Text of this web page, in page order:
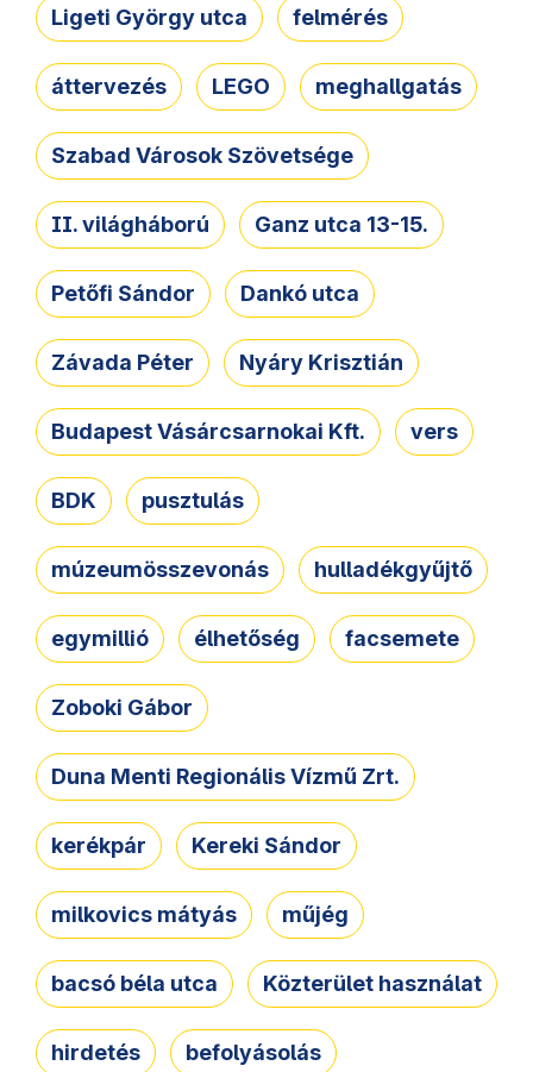
Ligeti György utca felmérés
áttervezés LEGO meghallgatás
Szabad Városok Szövetsége
II. világháború Ganz utca 13-15.
Petőfi Sándor Dankó utca
Závada Péter Nyáry Krisztián
Budapest Vásárcsarnokai Kft. vers
BDK pusztulás
múzeumösszevonás hulladékgyűjtő
egymillió élhetőség facsemete
Zoboki Gábor
Duna Menti Regionális Vízmű Zrt.
kerékpár Kereki Sándor
milkovics mátyás műjég
bacsó béla utca Közterület használat
hirdetés befolyásolás